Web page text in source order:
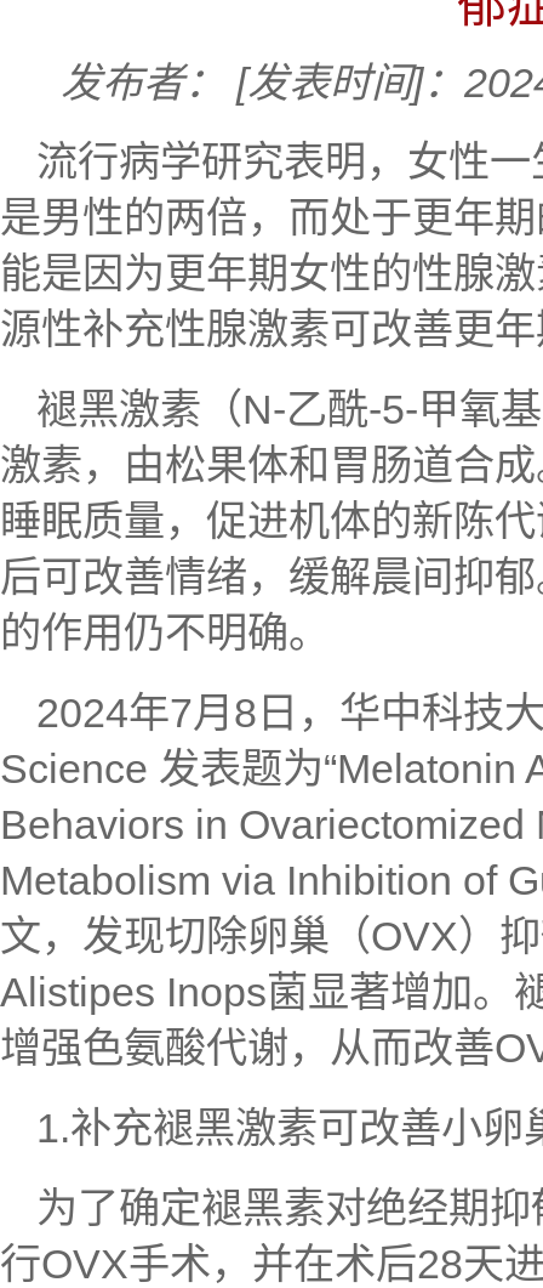
发布者：
[发表时间]：
流行病学研究表明，女性
是男性的两倍，而处于更年
能是因为更年期女性的性腺
源性补充性腺激素可改善更
褪黑激素（N-乙酰-5-甲氧
激素，由松果体和胃肠道合
睡眠质量，促进机体的新陈
后可改善情绪，缓解晨间抑
的作用仍不明确。
2024年7月8日，华中科技
Science 发表题为“Melatonin
Behaviors in
Metabolism via Inhibition of
文，发现切除卵巢（OVX）
Alistipes Inops菌显著增加。
增强色氨酸代谢，从而改善
1.补充褪黑激素可改善小
为了确定褪黑素对绝经期
行OVX手术，并在术后28天